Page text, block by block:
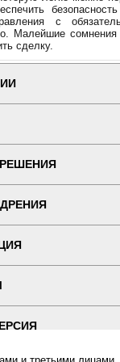
с
Малейшие
сделку.
- торгового